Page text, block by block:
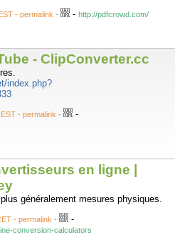
- permalink - - http://pdfcrowd.com/
- ClipConverter.cc
index.php?
- permalink - -
en ligne |
généralement mesures physiques.
- permalink - -
conversion-calculators